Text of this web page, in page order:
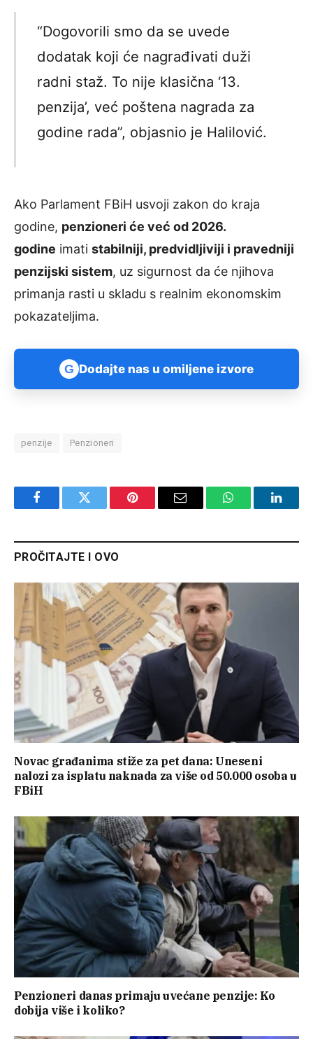
“Dogovorili smo da se uvede
dodatak koji će nagrađivati duži
radni staž. To nije klasična ‘13.
penzija’, već poštena nagrada za
godine rada”, objasnio je Halilović.
Ako Parlament FBiH usvoji zakon do kraja
godine, penzioneri će već od 2026.
godine imati stabilniji, predvidljiviji i pravedniji
penzijski sistem, uz sigurnost da će njihova
primanja rasti u skladu s realnim ekonomskim
pokazateljima.
G Dodajte nas u omiljene izvore
penzije Penzioneri
FacebookTwitter Pinterest Email WhatsApp
PROČITAJTE I OVO
Novac građanima stiže za pet dana: Uneseni
nalozi za isplatu naknada za više od 50.000 osoba u
FBiH
Penzioneri danas primaju uvećane penzije: Ko
dobija više i koliko?